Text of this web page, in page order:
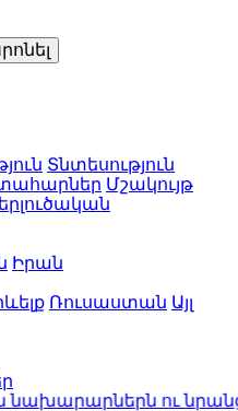
Տնտեսություն
Մշակույթ
Իրան
Ռուսաստան Այլ
ու նրանց